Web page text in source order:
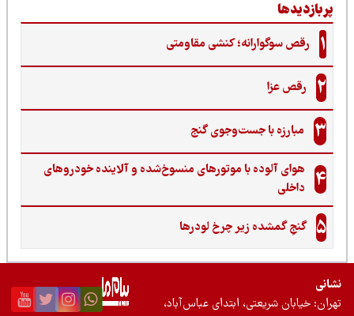
رقص سوگوارانه؛ کنشی مقاومتی
رقص عزا
مبارزه با جست‌وجوی گنج‌
هوای آلوده با موتورهای منسوخ‌شده و آلاینده خودروهای
داخلی
گنجِ گمشده زیر چرخ لودرها
خیابان شریعتی، ابتدای عباس‌آباد،